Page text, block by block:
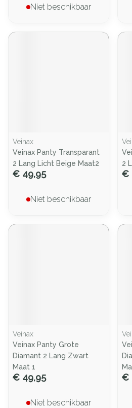
Niet beschikbaar
Veinax
Veinax Panty Transparant
2 Lang Licht Beige Maat2
€ 49,95
Niet beschikbaar
2
€
Veinax
Veinax Panty Grote
Diamant 2 Lang Zwart
Maat 1
€ 49,95
Niet beschikbaar
€